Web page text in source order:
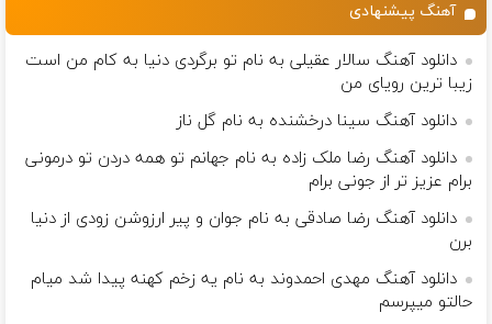
آهنگ پیشنهادی
دانلود آهنگ سالار عقیلی به نام تو برگردی دنیا به کام من است
زیبا ترین رویای من
دانلود آهنگ سینا درخشنده به نام گل ناز
دانلود آهنگ رضا ملک زاده به نام جهانم تو همه دردن تو درمونی
برام عزیز تر از جونی برام
دانلود آهنگ رضا صادقی به نام جوان و پیر ارزوشن زودی از دنیا
برن
دانلود آهنگ مهدی احمدوند به نام یه زخم کهنه پیدا شد میام
حالتو میپرسم